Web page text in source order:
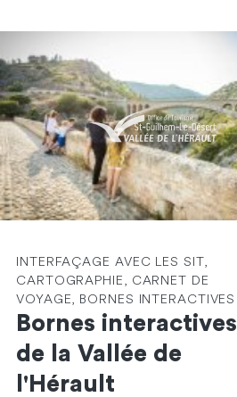
INTERFAÇAGE AVEC LES SIT,
CARTOGRAPHIE, CARNET DE
VOYAGE, BORNES INTERACTIVES
Bornes interactives
de la Vallée de
l'Hérault